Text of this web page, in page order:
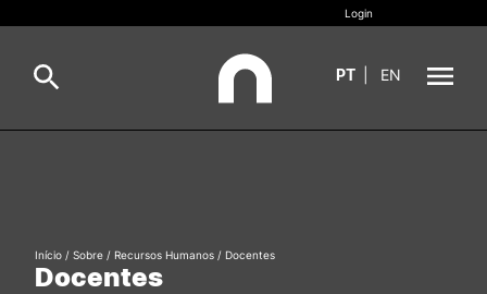
Internacional
Login
PT EN
Oferta Formativa
Docentes
Início / Sobre / Recursos Humanos / Docentes